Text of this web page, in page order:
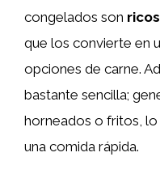
congelados son
que los convierte en
opciones de carne.
bastante sencilla;
horneados o fritos, lo
una comida rápida.